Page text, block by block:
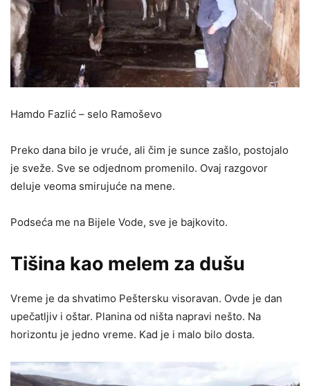
Hamdo Fazlić – selo Ramoševo
Preko dana bilo je vruće, ali čim je sunce zašlo, postojalo
je sveže. Sve se odjednom promenilo. Ovaj razgovor
deluje veoma smirujuće na mene.
Podseća me na Bijele Vode, sve je bajkovito.
Tišina kao melem za dušu
Vreme je da shvatimo Peštersku visoravan. Ovde je dan
upečatljiv i oštar. Planina od ništa napravi nešto. Na
horizontu je jedno vreme. Kad je i malo bilo dosta.